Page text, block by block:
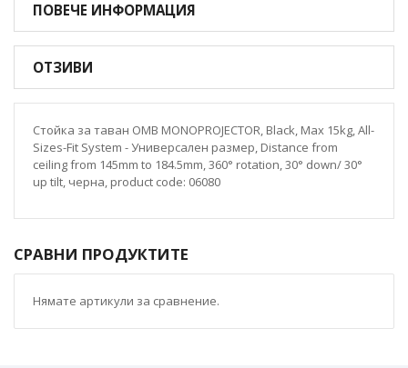
ПОВЕЧЕ ИНФОРМАЦИЯ
ОТЗИВИ
Стойка за таван OMB MONOPROJECTOR, Black, Max 15kg, All-
Sizes-Fit System - Универсален размер, Distance from
ceiling from 145mm to 184.5mm, 360° rotation, 30° down/ 30°
up tilt, черна, product code: 06080
СРАВНИ ПРОДУКТИТЕ
Нямате артикули за сравнение.